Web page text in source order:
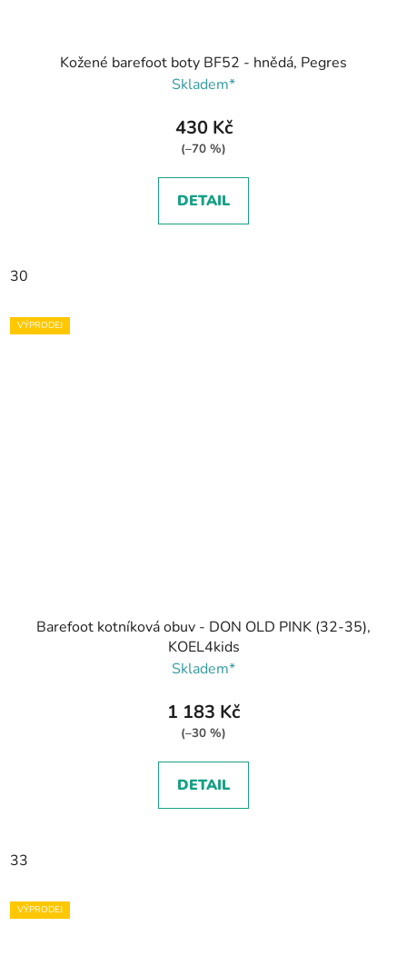
Kožené barefoot boty BF52 - hnědá, Pegres
Skladem*
430 Kč
(–70 %)
DETAIL
30
VÝPRODEJ
Barefoot kotníková obuv - DON OLD PINK (32-35),
KOEL4kids
Skladem*
1 183 Kč
(–30 %)
DETAIL
33
VÝPRODEJ